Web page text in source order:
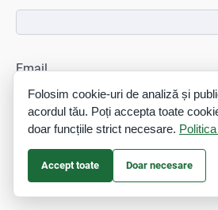
Email
Folosim cookie-uri de analiză și
acordul tău. Poți accepta toate
doar funcțiile strict necesare.
Accept toate Doar necesare